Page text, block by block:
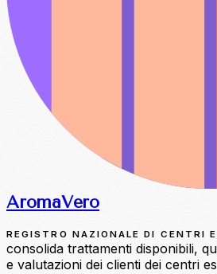
AromaVero
REGISTRO NAZIONALE DI CENTRI
consolida trattamenti disponibili,
e valutazioni dei clienti dei centri